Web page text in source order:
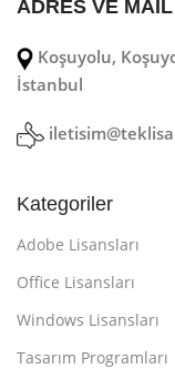
ADRES VE MAİL
Koşuyolu,
İstanbul
Kategoriler
Adobe Lisansları
Office Lisansları
Windows Lisansları
Tasarım Programları